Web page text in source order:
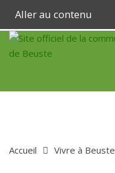
Aller au contenu
Accueil Vivre à Beuste